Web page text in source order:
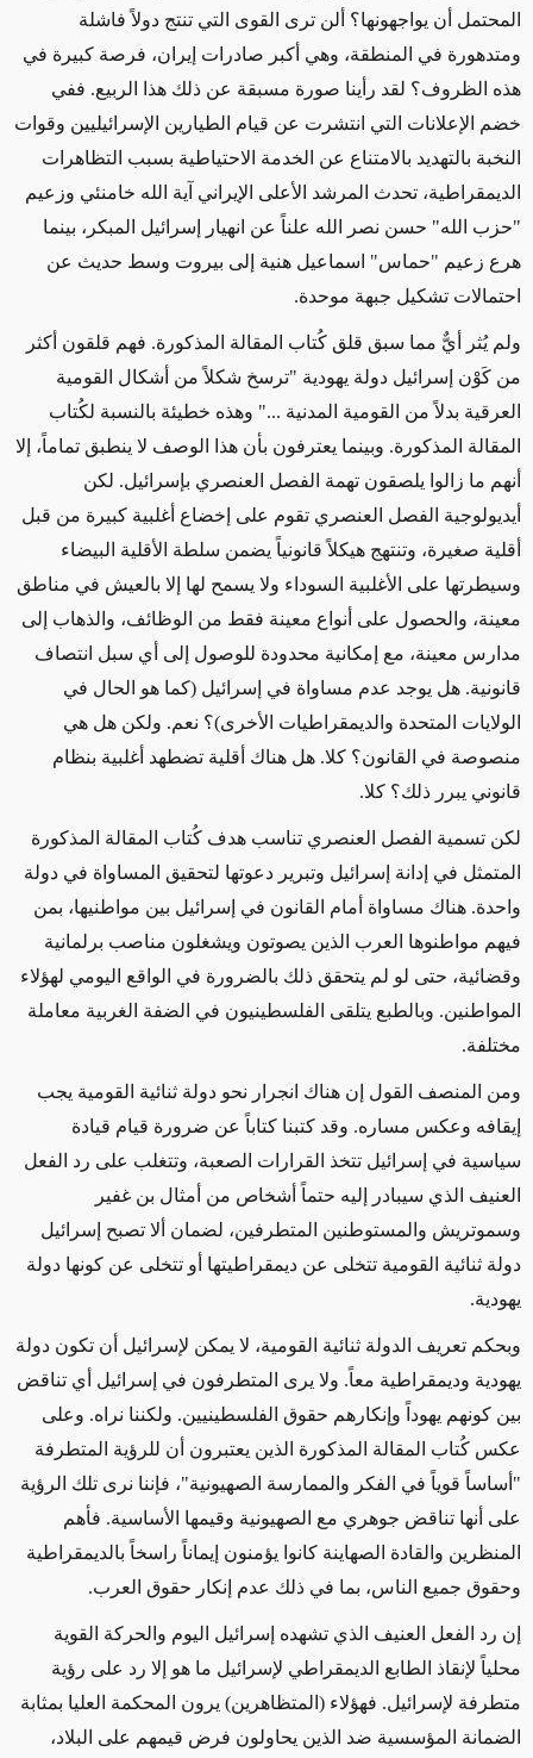
المحتمل أن يواجهونها؟ ألن ترى القوى التي تنتج دولاً فاشلة
ومتدهورة في المنطقة، وهي أكبر صادرات إيران، فرصة كبيرة في
هذه الظروف؟ لقد رأينا صورة مسبقة عن ذلك هذا الربيع. ففي
خضم الإعلانات التي انتشرت عن قيام الطيارين الإسرائيليين وقوات
النخبة بالتهديد بالامتناع عن الخدمة الاحتياطية بسبب التظاهرات
الديمقراطية، تحدث المرشد الأعلى الإيراني آية الله خامنئي وزعيم
"حزب الله" حسن نصر الله علناً عن انهيار إسرائيل المبكر، بينما
هرع زعيم "حماس" اسماعيل هنية إلى بيروت وسط حديث عن
احتمالات تشكيل جبهة موحدة.
ولم يُثر أيٌّ مما سبق قلق كُتاب المقالة المذكورة. فهم قلقون أكثر
من كَوْن إسرائيل دولة يهودية "ترسخ شكلاً من أشكال القومية
العرقية بدلاً من القومية المدنية ..." وهذه خطيئة بالنسبة لكُتاب
المقالة المذكورة. وبينما يعترفون بأن هذا الوصف لا ينطبق تماماً، إلا
أنهم ما زالوا يلصقون تهمة الفصل العنصري بإسرائيل. لكن
أيديولوجية الفصل العنصري تقوم على إخضاع أغلبية كبيرة من قبل
أقلية صغيرة، وتنتهج هيكلاً قانونياً يضمن سلطة الأقلية البيضاء
وسيطرتها على الأغلبية السوداء ولا يسمح لها إلا بالعيش في مناطق
معينة، والحصول على أنواع معينة فقط من الوظائف، والذهاب إلى
مدارس معينة، مع إمكانية محدودة للوصول إلى أي سبل انتصاف
قانونية. هل يوجد عدم مساواة في إسرائيل (كما هو الحال في
الولايات المتحدة والديمقراطيات الأخرى)؟ نعم. ولكن هل هي
منصوصة في القانون؟ كلا. هل هناك أقلية تضطهد أغلبية بنظام
قانوني يبرر ذلك؟ كلا.
لكن تسمية الفصل العنصري تناسب هدف كُتاب المقالة المذكورة
المتمثل في إدانة إسرائيل وتبرير دعوتها لتحقيق المساواة في دولة
واحدة. هناك مساواة أمام القانون في إسرائيل بين مواطنيها، بمن
فيهم مواطنوها العرب الذين يصوتون ويشغلون مناصب برلمانية
وقضائية، حتى لو لم يتحقق ذلك بالضرورة في الواقع اليومي لهؤلاء
المواطنين. وبالطبع يتلقى الفلسطينيون في الضفة الغربية معاملة
مختلفة.
ومن المنصف القول إن هناك انجرار نحو دولة ثنائية القومية يجب
إيقافه وعكس مساره. وقد كتبنا كتاباً عن ضرورة قيام قيادة
سياسية في إسرائيل تتخذ القرارات الصعبة، وتتغلب على رد الفعل
العنيف الذي سيبادر إليه حتماً أشخاص من أمثال بن غفير
وسموتريش والمستوطنين المتطرفين، لضمان ألا تصبح إسرائيل
دولة ثنائية القومية تتخلى عن ديمقراطيتها أو تتخلى عن كونها دولة
يهودية.
وبحكم تعريف الدولة ثنائية القومية، لا يمكن لإسرائيل أن تكون دولة
يهودية وديمقراطية معاً. ولا يرى المتطرفون في إسرائيل أي تناقض
بين كونهم يهوداً وإنكارهم حقوق الفلسطينيين. ولكننا نراه. وعلى
عكس كُتاب المقالة المذكورة الذين يعتبرون أن للرؤية المتطرفة
"أساساً قوياً في الفكر والممارسة الصهيونية"، فإننا نرى تلك الرؤية
على أنها تناقض جوهري مع الصهيونية وقيمها الأساسية. فأهم
المنظرين والقادة الصهاينة كانوا يؤمنون إيماناً راسخاً بالديمقراطية
وحقوق جميع الناس، بما في ذلك عدم إنكار حقوق العرب.
إن رد الفعل العنيف الذي تشهده إسرائيل اليوم والحركة القوية
محلياً لإنقاذ الطابع الديمقراطي لإسرائيل ما هو إلا رد على رؤية
متطرفة لإسرائيل. فهؤلاء (المتظاهرين) يرون المحكمة العليا بمثابة
الضمانة المؤسسية ضد الذين يحاولون فرض قيمهم على البلاد،